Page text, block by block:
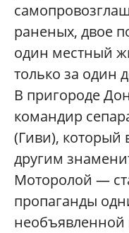
раненых, двое
один местный
только за один
В пригороде
командир
(Гиви), который
другим
Моторолой —
пропаганды